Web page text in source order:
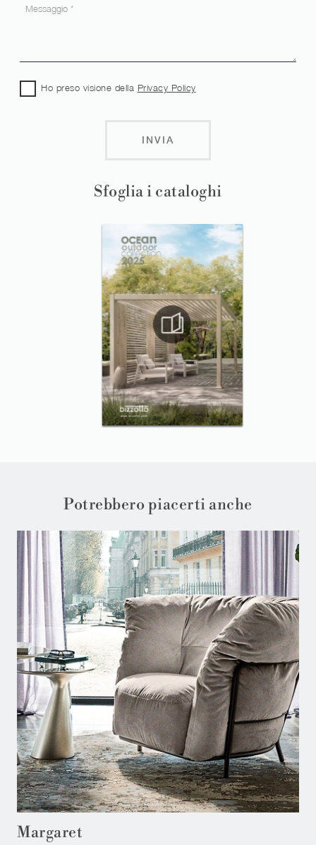
Sfoglia i cataloghi
Ho preso visione della Privacy Policy
INVIA
Potrebbero piacerti anche
Margaret